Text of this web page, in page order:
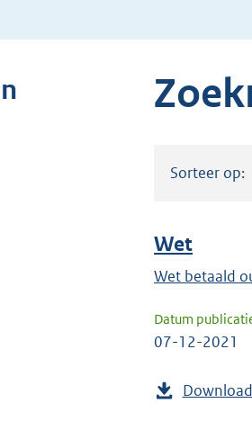
Sorteer op:
Wet
Wet betaald
Datum
07-12-2021